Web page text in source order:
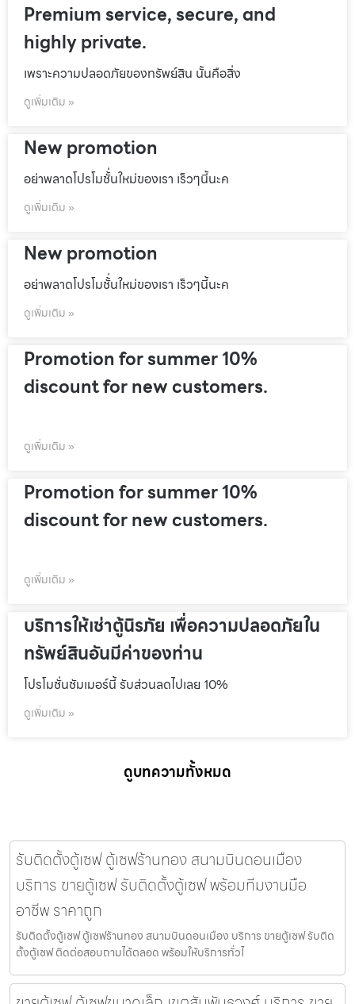
Premium service, secure, and
highly private.
เพราะความปลอดภัยของทรัพย์สิน นั้นคือสิ่ง
ดูเพิ่มเติม »
New promotion
อย่าพลาดโปรโมชั้่นใหม่ของเรา เร็วๆนี้นะค
ดูเพิ่มเติม »
New promotion
อย่าพลาดโปรโมชั้่นใหม่ของเรา เร็วๆนี้นะค
ดูเพิ่มเติม »
Promotion for summer 10%
discount for new customers.
ดูเพิ่มเติม »
Promotion for summer 10%
discount for new customers.
ดูเพิ่มเติม »
บริการให้เช่าตู้นิรภัย เพื่อความปลอดภัยใน
ทรัพย์สินอันมีค่าของท่าน
โปรโมชั่นชัมเมอร์นี้ รับส่วนลดไปเลย 10%
ดูเพิ่มเติม »
ดูบทความทั้งหมด
รับติดตั้งตู้เซฟ ตู้เซฟร้านทอง สนามบินดอนเมือง
บริการ ขายตู้เซฟ รับติดตั้งตู้เซฟ พร้อมทีมงานมือ
อาชีพ ราคาถูก
รับติดตั้งตู้เซฟ ตู้เซฟร้านทอง สนามบินดอนเมือง บริการ ขายตู้เซฟ รับติด
ตั้งตู้เซฟ ติดต่อสอบถามได้ตลอด พร้อมให้บริการทั่วไ